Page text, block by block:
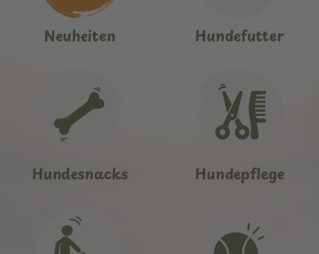
Neuheiten Hundefutter
Hundesnacks Hundepflege